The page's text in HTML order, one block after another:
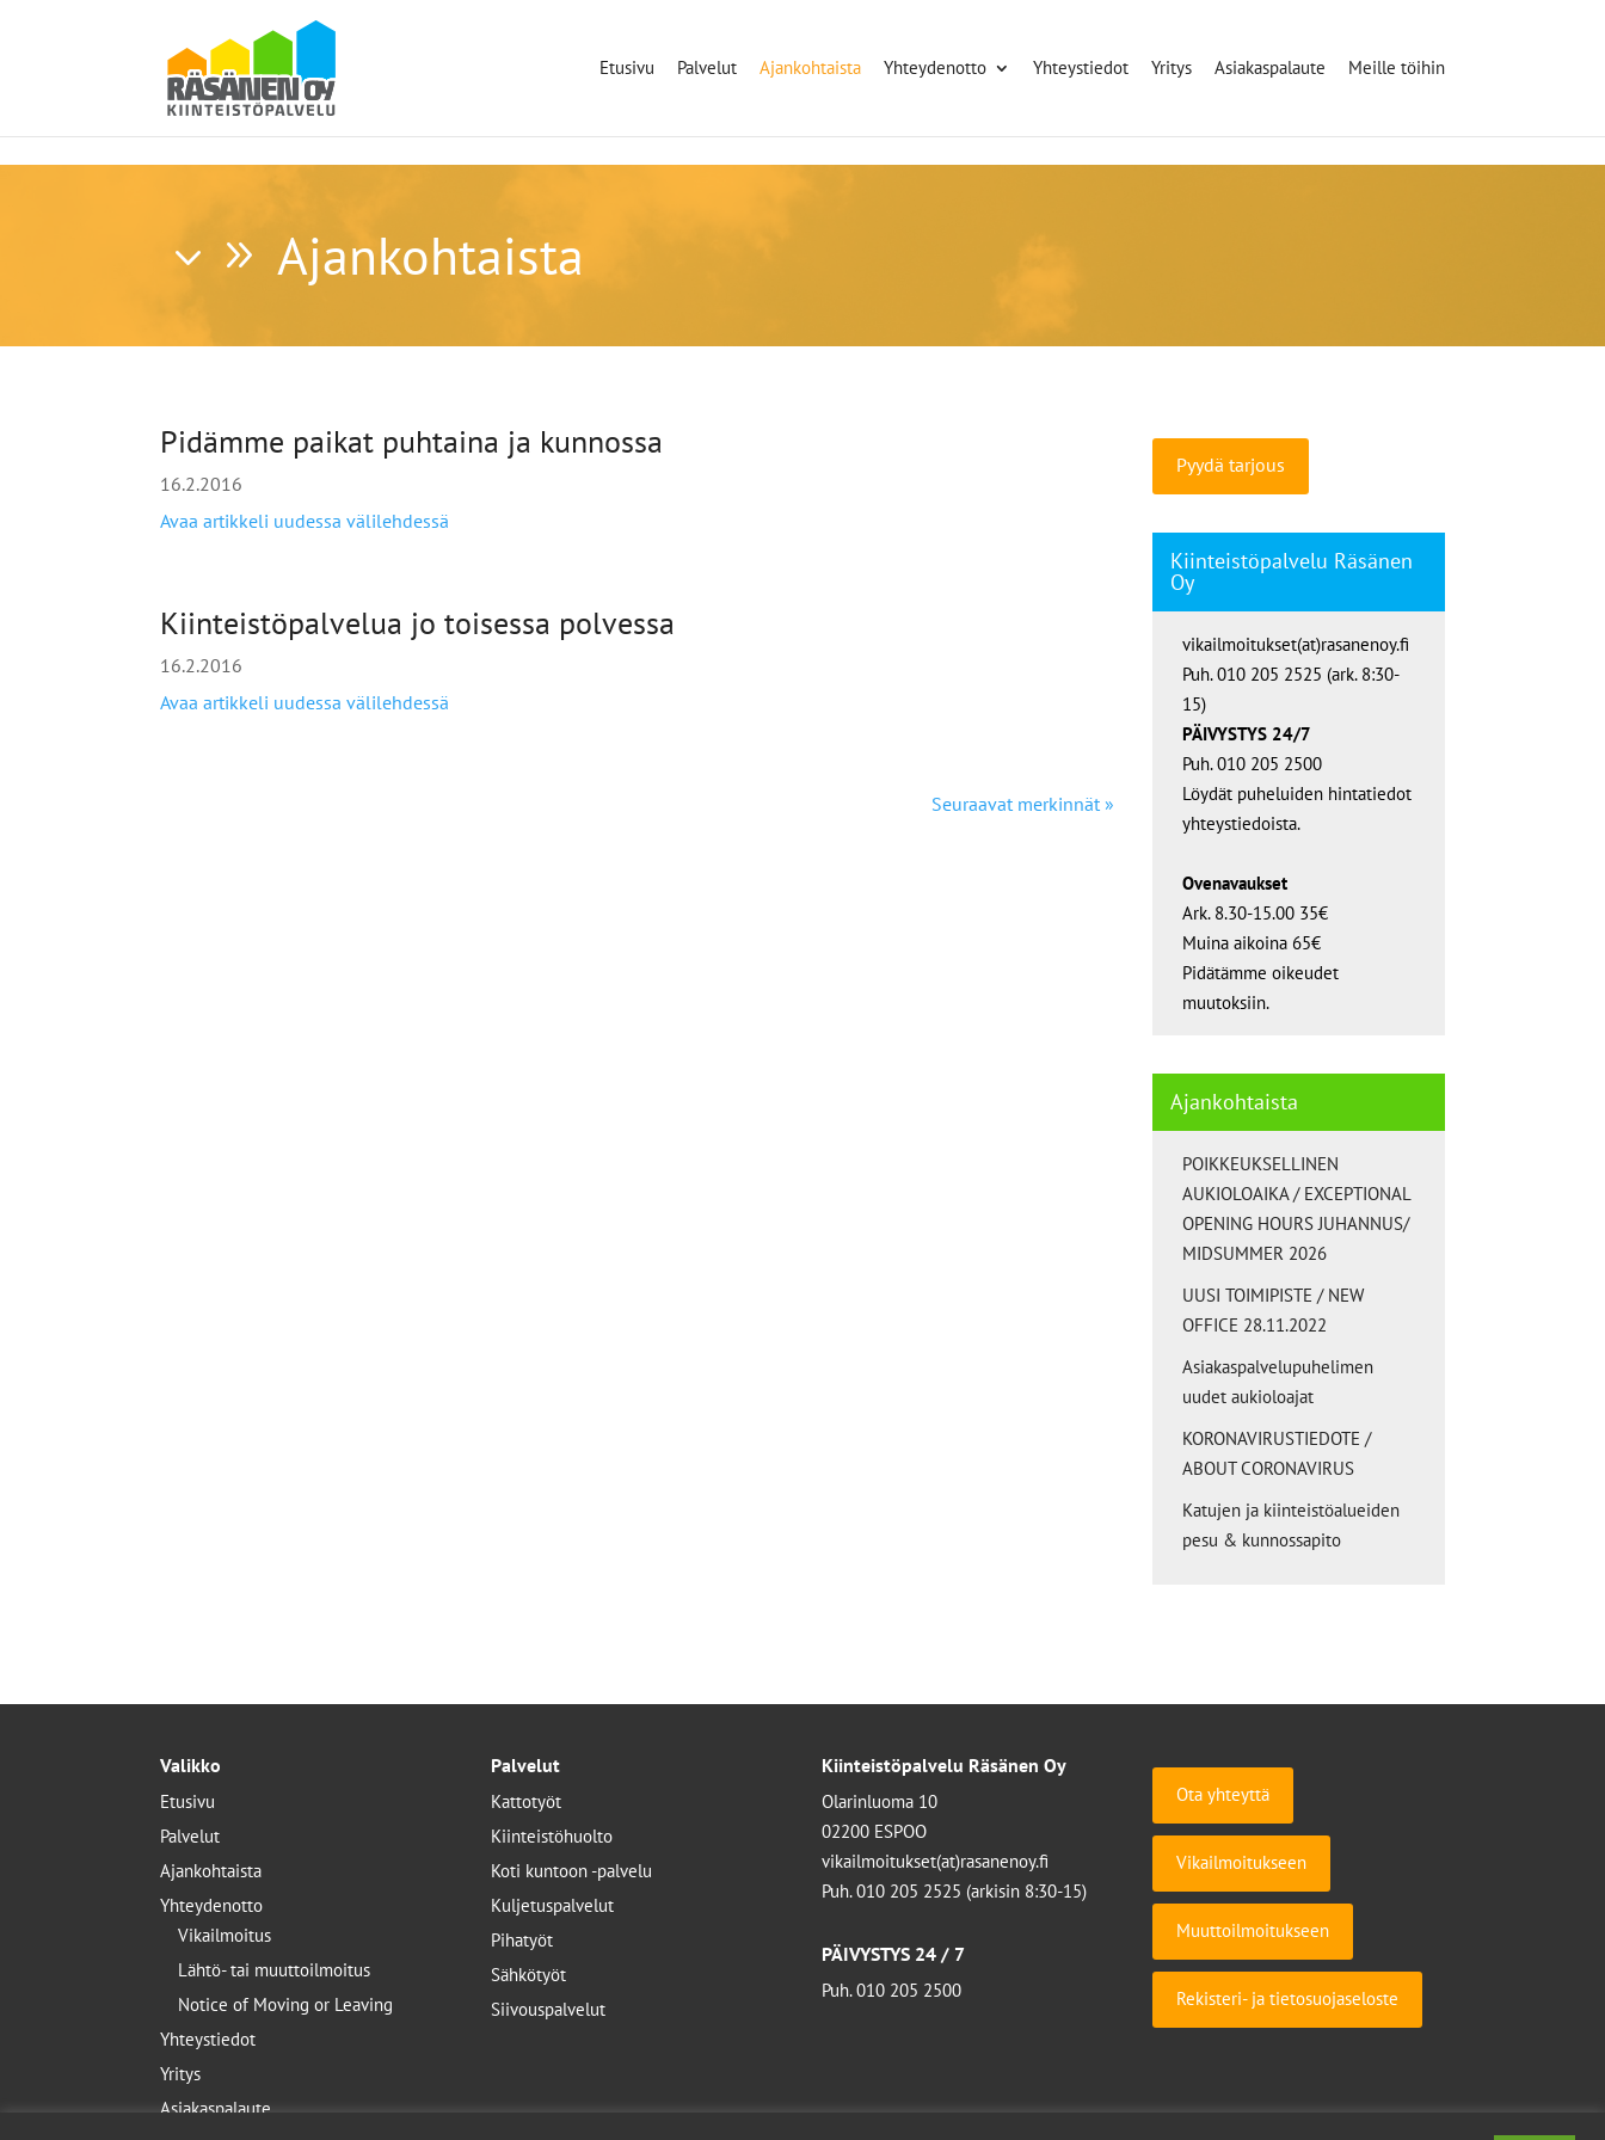
Etusivu Palvelut Ajankohtaista Yhteydenotto Yhteystiedot Yritys Asiakaspalaute Meille töihin
Ajankohtaista
Pidämme paikat puhtaina ja kunnossa
16.2.2016
Avaa artikkeli uudessa välilehdessä
Kiinteistöpalvelua jo toisessa polvessa
16.2.2016
Avaa artikkeli uudessa välilehdessä
Seuraavat merkinnät »
Pyydä tarjous
Kiinteistöpalvelu Räsänen
Oy
vikailmoitukset(at)rasanenoy.fi
Puh. 010 205 2525 (ark. 8:30-
15)
PÄIVYSTYS 24/7
Puh. 010 205 2500
Löydät puheluiden hintatiedot
yhteystiedoista.
Ovenavaukset
Ark. 8.30-15.00 35€
Muina aikoina 65€
Pidätämme oikeudet
muutoksiin.
Ajankohtaista
POIKKEUKSELLINEN
AUKIOLOAIKA / EXCEPTIONAL
OPENING HOURS JUHANNUS/
MIDSUMMER 2026
UUSI TOIMIPISTE / NEW
OFFICE 28.11.2022
Asiakaspalvelupuhelimen
uudet aukioloajat
KORONAVIRUSTIEDOTE /
ABOUT CORONAVIRUS
Katujen ja kiinteistöalueiden
pesu & kunnossapito
Valikko
Etusivu
Palvelut
Ajankohtaista
Yhteydenotto
Vikailmoitus
Lähtö- tai muuttoilmoitus
Notice of Moving or Leaving
Yhteystiedot
Yritys
Asiakaspalaute
Palvelut
Kattotyöt
Kiinteistöhuolto
Koti kuntoon -palvelu
Kuljetuspalvelut
Pihatyöt
Sähkötyöt
Siivouspalvelut
Kiinteistöpalvelu Räsänen Oy
Olarinluoma 10
02200 ESPOO
vikailmoitukset(at)rasanenoy.fi
Puh. 010 205 2525 (arkisin 8:30-15)
PÄIVYSTYS 24 / 7
Puh. 010 205 2500
Ota yhteyttä
Vikailmoitukseen
Muuttoilmoitukseen
Rekisteri- ja tietosuojaseloste